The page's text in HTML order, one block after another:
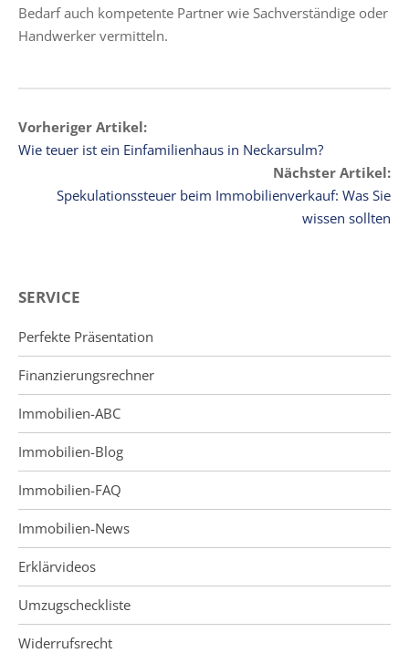
Bedarf auch kompetente Partner wie Sachverständige oder
Handwerker vermitteln.
Vorheriger Artikel:
Wie teuer ist ein Einfamilienhaus in Neckarsulm?
Nächster Artikel:
Spekulationssteuer beim Immobilienverkauf: Was Sie
wissen sollten
SERVICE
Perfekte Präsentation
Finanzierungsrechner
Immobilien-ABC
Immobilien-Blog
Immobilien-FAQ
Immobilien-News
Erklärvideos
Umzugscheckliste
Widerrufsrecht